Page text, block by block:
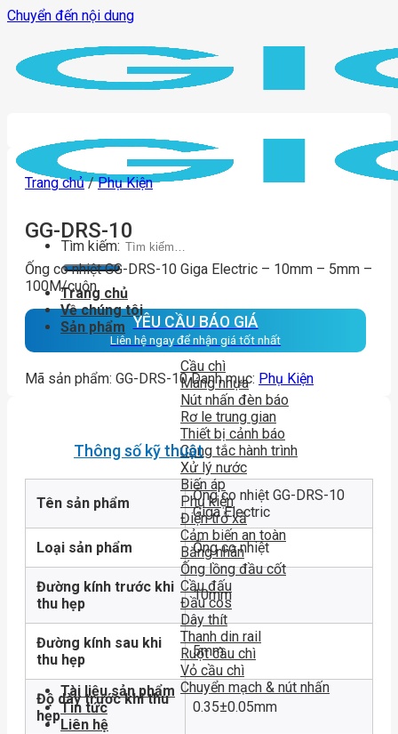
Chuyển đến nội dung
Tìm kiếm:
Trang chủ
Về chúng tôi
Sản phẩm
Cầu chì
Máng nhựa
Nút nhấn đèn báo
Rơ le trung gian
Thiết bị cảnh báo
Công tắc hành trình
Xử lý nước
Biến áp
Phụ kiện
Điện trở xả
Cảm biến an toàn
Băng nhãn
Ống lồng đầu cốt
Cầu đấu
Đầu cos
Dây thít
Thanh din rail
Ruột cầu chì
Vỏ cầu chì
Chuyển mạch & nút nhấn
Tài liệu sản phẩm
Tin tức
Liên hệ
Trang chủ / Phụ Kiện
GG-DRS-10
Ống co nhiệt GG-DRS-10 Giga Electric – 10mm – 5mm –
100M/cuộn
YÊU CẦU BÁO GIÁ
Liên hệ ngay để nhận giá tốt nhất
Mã sản phẩm: GG-DRS-10 Danh mục: Phụ Kiện
Thông số kỹ thuật
Tên sản phẩm
Ống co nhiệt GG-DRS-10
Giga Electric
Loại sản phẩm Ống co nhiệt
Đường kính trước khi
thu hẹp
10mm
Đường kính sau khi
thu hẹp
5mm
Độ dày trước khi thu
hẹp
0.35±0.05mm